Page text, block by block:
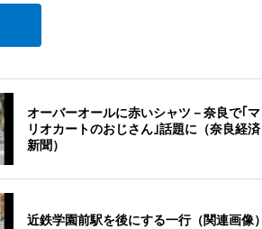
オーバーオールに赤いシャツ－奈良で｢マ
リオカートのおじさん｣話題に（奈良経済
新聞）
近鉄学園前駅を後にする一行（関連画像）